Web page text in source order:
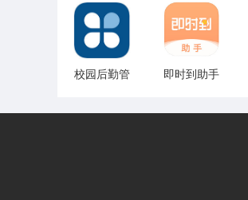
校园后勤管
即时到助手